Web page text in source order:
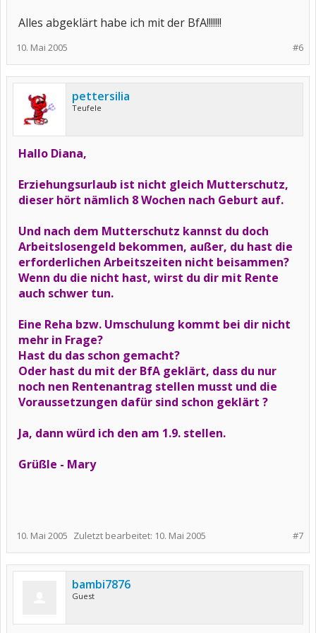
Alles abgeklärt habe ich mit der BfA!!!!!!!
#6
10. Mai 2005
pettersilia
Teufele
Hallo Diana,
Erziehungsurlaub ist nicht gleich Mutterschutz,
dieser hört nämlich 8 Wochen nach Geburt auf.
Und nach dem Mutterschutz kannst du doch
Arbeitslosengeld bekommen, außer, du hast die
erforderlichen Arbeitszeiten nicht beisammen?
Wenn du die nicht hast, wirst du dir mit Rente
auch schwer tun.
Eine Reha bzw. Umschulung kommt bei dir nicht
mehr in Frage?
Hast du das schon gemacht?
Oder hast du mit der BfA geklärt, dass du nur
noch nen Rentenantrag stellen musst und die
Voraussetzungen dafür sind schon geklärt ?
Ja, dann würd ich den am 1.9. stellen.
Grüßle - Mary
#7
10. Mai 2005 Zuletzt bearbeitet: 10. Mai 2005
bambi7876
Guest